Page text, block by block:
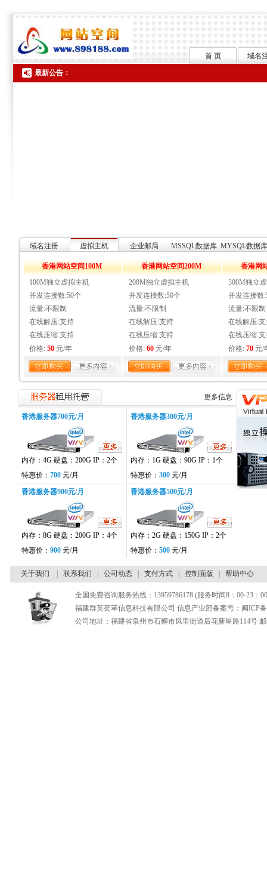
首 页
域名
最新公告：
域名注册 虚拟主机 企业邮局 MSSQL数据库 MYSQL数据库
香港网站空间100M
100M独立虚拟主机
并发连接数:50个
流量:不限制
在线解压:支持
在线压缩:支持
价格: 50元/年
香港网站空间200M
200M独立虚拟主机
并发连接数:50个
流量:不限制
在线解压:支持
在线压缩:支持
价格: 60元/年
香港网
300M独立
并发连接数
流量:不限制
在线解压:支
在线压缩:支
价格: 70元/
更多信息
香港服务器700元/月
内存：4G 硬盘：200G IP：2个
特惠价： 700元/月
香港服务器300元/月
内存：1G 硬盘：90G IP：1个
特惠价： 300元/月
香港服务器900元/月
内存：8G 硬盘：200G IP：4个
特惠价： 900元/月
香港服务器500元/月
内存：2G 硬盘：150G IP：2个
特惠价： 500元/月
关于我们 联系我们 公司动态 支付方式 控制面版 帮助中心
全国免费咨询服务热线：13959786178 (服务时间8：00-23：
福建群英荟萃信息科技有限公司 信息产业部备案号：闽ICP备
公司地址：福建省泉州市石狮市凤里街道后花新星路114号 邮